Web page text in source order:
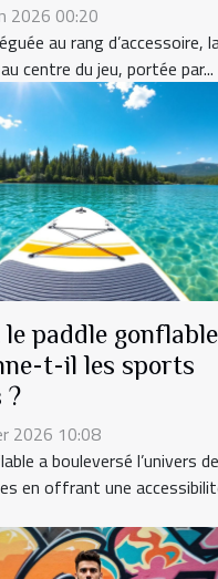
2026 00:20
au rang d’accessoire,
centre du jeu, portée par...
paddle gonflable
t-il les sports
?
2026 10:08
a bouleversé l’univers
en offrant une